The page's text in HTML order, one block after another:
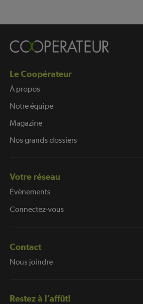
Le Coopérateur
À propos
Notre équipe
Magazine
Nos grands dossiers
Votre réseau
Évènements
Connectez-vous
Contact
Nous joindre
Restez à l’affût!